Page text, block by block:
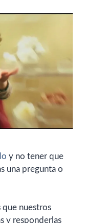
y no tener que
una pregunta o
que nuestros
y responderlas